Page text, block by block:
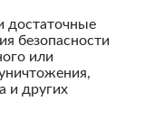
достаточные
безопасности
или
и других